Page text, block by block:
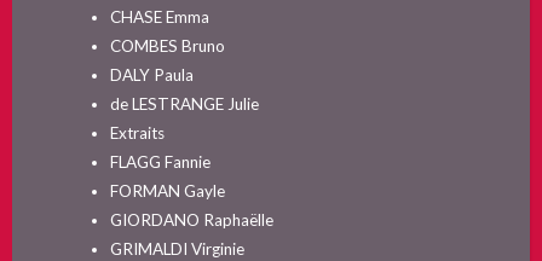
CHASE Emma
COMBES Bruno
DALY Paula
de LESTRANGE Julie
Extraits
FLAGG Fannie
FORMAN Gayle
GIORDANO Raphaëlle
GRIMALDI Virginie